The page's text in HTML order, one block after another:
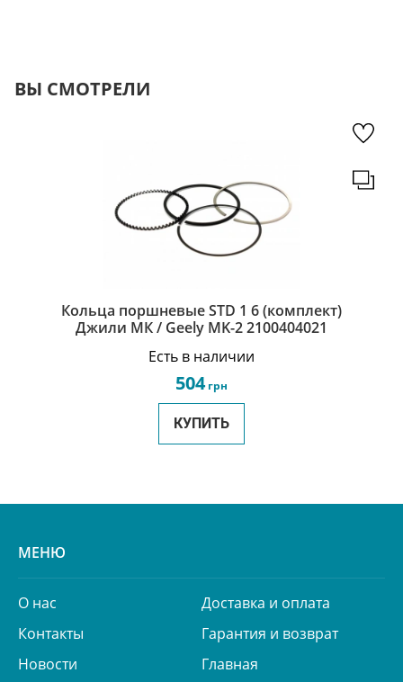
ВЫ СМОТРЕЛИ
Кольца поршневые STD 1 6 (комплект)
Джили МК / Geely MK-2 2100404021
Есть в наличии
504грн
КУПИТЬ
МЕНЮ
О нас
Доставка и оплата
Контакты
Гарантия и возврат
Новости
Главная